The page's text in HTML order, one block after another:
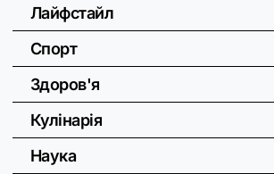
Лайфстайл
Спорт
Здоров'я
Кулінарія
Наука